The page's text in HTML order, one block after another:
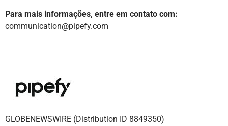
Para mais informações, entre em contato com:
communication@pipefy.com
GLOBENEWSWIRE (Distribution ID 8849350)